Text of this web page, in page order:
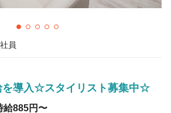
員
を導入☆スタイリスト募集中☆
給885円〜